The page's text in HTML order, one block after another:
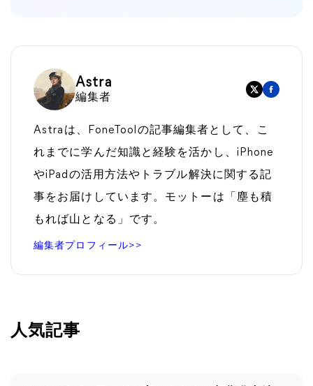
Astra
編集者
Astraは、FoneToolの記事編集者として、こ
れまでに学んだ知識と経験を活かし、iPhone
やiPadの活用方法やトラブル解決に関する記
事をお届けしています。モットーは「塵も積
もれば山となる」です。
編集者プロフィール>>
人気記事